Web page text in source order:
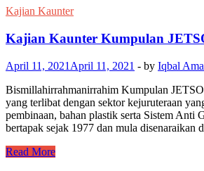
PESONA
Kajian Kaunter
Kajian Kaunter Kumpulan
April 11, 2021 April 11, 2021 - by Iqbal
Bismillahirrahmanirrahim Kumpulan
yang terlibat dengan sektor kejuruteraan
pembinaan, bahan plastik serta Sistem Anti
bertapak sejak 1977 dan mula disenaraikan
Kajian
Read More